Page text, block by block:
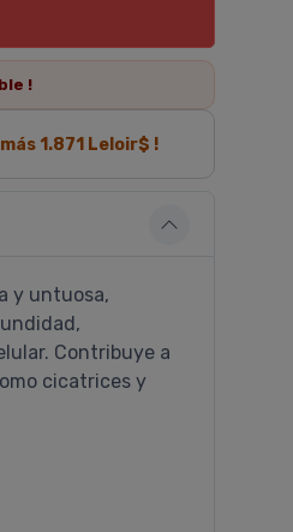
!
1.871 Leloir$ !
y untuosa,
Contribuye a
cicatrices y